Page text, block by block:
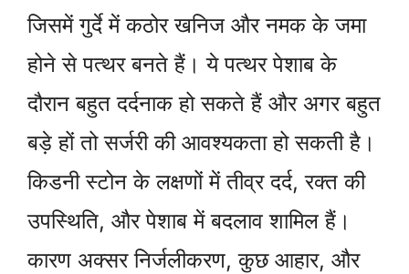
जिसमें गुर्दे में कठोर खनिज और नमक के जमा
होने से पत्थर बनते हैं। ये पत्थर पेशाब के
दौरान बहुत दर्दनाक हो सकते हैं और अगर बहुत
बड़े हों तो सर्जरी की आवश्यकता हो सकती है।
किडनी स्टोन के लक्षणों में तीव्र दर्द, रक्त की
उपस्थिति, और पेशाब में बदलाव शामिल हैं।
कारण अक्सर निर्जलीकरण, कुछ आहार, और